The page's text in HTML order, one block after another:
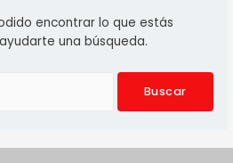
encontrar lo que estás
una búsqueda.